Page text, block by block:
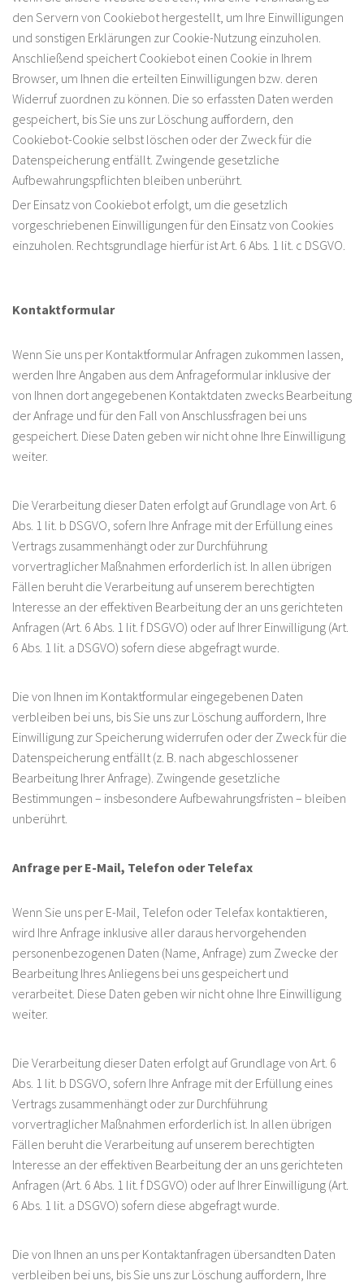
den Servern von Cookiebot hergestellt, um Ihre Einwilligungen
und sonstigen Erklärungen zur Cookie-Nutzung einzuholen.
Anschließend speichert Cookiebot einen Cookie in Ihrem
Browser, um Ihnen die erteilten Einwilligungen bzw. deren
Widerruf zuordnen zu können. Die so erfassten Daten werden
gespeichert, bis Sie uns zur Löschung auffordern, den
Cookiebot-Cookie selbst löschen oder der Zweck für die
Datenspeicherung entfällt. Zwingende gesetzliche
Aufbewahrungspflichten bleiben unberührt.
Der Einsatz von Cookiebot erfolgt, um die gesetzlich
vorgeschriebenen Einwilligungen für den Einsatz von Cookies
einzuholen. Rechtsgrundlage hierfür ist Art. 6 Abs. 1 lit. c DSGVO.
Kontaktformular
Wenn Sie uns per Kontaktformular Anfragen zukommen lassen,
werden Ihre Angaben aus dem Anfrageformular inklusive der
von Ihnen dort angegebenen Kontaktdaten zwecks Bearbeitung
der Anfrage und für den Fall von Anschlussfragen bei uns
gespeichert. Diese Daten geben wir nicht ohne Ihre Einwilligung
weiter.
Die Verarbeitung dieser Daten erfolgt auf Grundlage von Art. 6
Abs. 1 lit. b DSGVO, sofern Ihre Anfrage mit der Erfüllung eines
Vertrags zusammenhängt oder zur Durchführung
vorvertraglicher Maßnahmen erforderlich ist. In allen übrigen
Fällen beruht die Verarbeitung auf unserem berechtigten
Interesse an der effektiven Bearbeitung der an uns gerichteten
Anfragen (Art. 6 Abs. 1 lit. f DSGVO) oder auf Ihrer Einwilligung (Art.
6 Abs. 1 lit. a DSGVO) sofern diese abgefragt wurde.
Die von Ihnen im Kontaktformular eingegebenen Daten
verbleiben bei uns, bis Sie uns zur Löschung auffordern, Ihre
Einwilligung zur Speicherung widerrufen oder der Zweck für die
Datenspeicherung entfällt (z. B. nach abgeschlossener
Bearbeitung Ihrer Anfrage). Zwingende gesetzliche
Bestimmungen – insbesondere Aufbewahrungsfristen – bleiben
unberührt.
Anfrage per E-Mail, Telefon oder Telefax
Wenn Sie uns per E-Mail, Telefon oder Telefax kontaktieren,
wird Ihre Anfrage inklusive aller daraus hervorgehenden
personenbezogenen Daten (Name, Anfrage) zum Zwecke der
Bearbeitung Ihres Anliegens bei uns gespeichert und
verarbeitet. Diese Daten geben wir nicht ohne Ihre Einwilligung
weiter.
Die Verarbeitung dieser Daten erfolgt auf Grundlage von Art. 6
Abs. 1 lit. b DSGVO, sofern Ihre Anfrage mit der Erfüllung eines
Vertrags zusammenhängt oder zur Durchführung
vorvertraglicher Maßnahmen erforderlich ist. In allen übrigen
Fällen beruht die Verarbeitung auf unserem berechtigten
Interesse an der effektiven Bearbeitung der an uns gerichteten
Anfragen (Art. 6 Abs. 1 lit. f DSGVO) oder auf Ihrer Einwilligung (Art.
6 Abs. 1 lit. a DSGVO) sofern diese abgefragt wurde.
Die von Ihnen an uns per Kontaktanfragen übersandten Daten
verbleiben bei uns, bis Sie uns zur Löschung auffordern, Ihre